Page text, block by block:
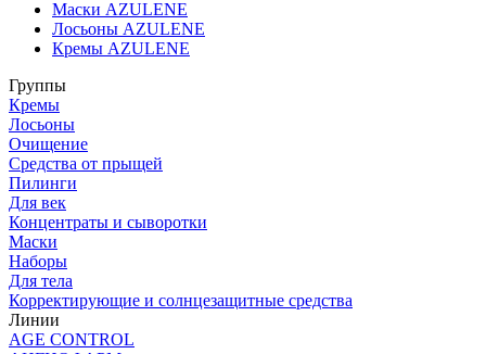
Маски AZULENE
Лосьоны AZULENE
Кремы AZULENE
Группы
Кремы
Лосьоны
Очищение
Средства от прыщей
Пилинги
Для век
Концентраты и сыворотки
Маски
Наборы
Для тела
Корректирующие и солнцезащитные средства
Линии
AGE CONTROL